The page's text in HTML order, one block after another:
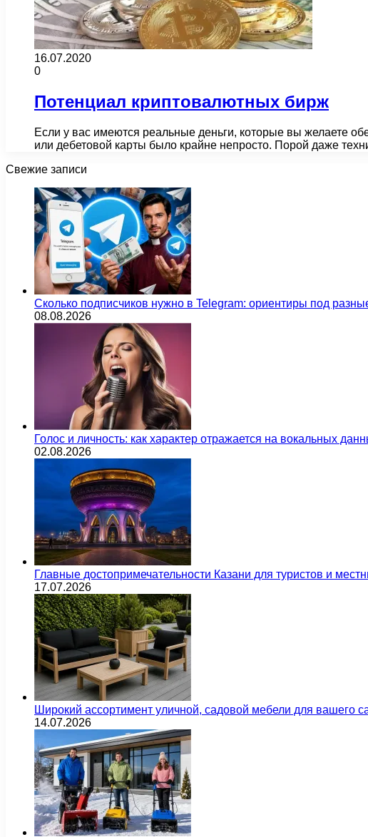
16.07.2020
0
Потенциал криптовалютных бирж
Если у вас имеются реальные деньги, которые вы желаете
или дебетовой карты было крайне непросто. Порой даже
Свежие записи
Сколько подписчиков нужно в Telegram: ориентиры под
08.08.2026
Голос и личность: как характер отражается на вокальных
02.08.2026
Главные достопримечательности Казани для туристов и
17.07.2026
Широкий ассортимент уличной, садовой мебели для вашего
14.07.2026